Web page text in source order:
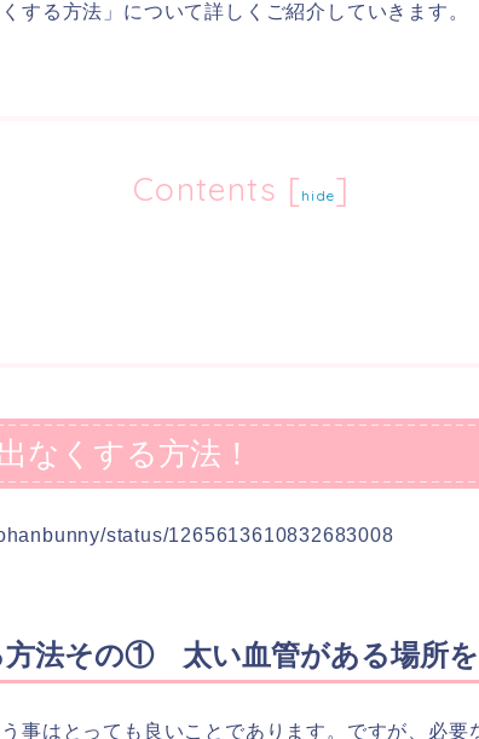
する方法」について詳しくご紹介していきます。
Contents [ hide]
なくする方法！
status/1265613610832683008
方法その① 太い血管がある場所
事はとっても良いことであります。ですが、必要